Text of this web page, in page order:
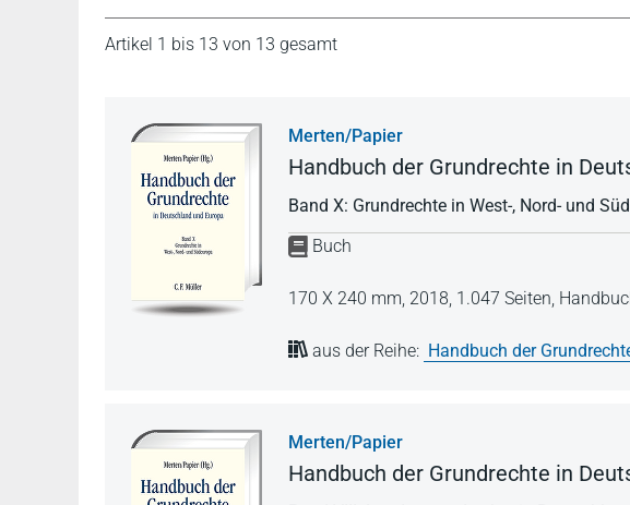
Artikel 1 bis 13 von 13 gesamt
Merten/Papier
Handbuch der Grundrechte in
Band X: Grundrechte in West-, Nord- und
Buch
170 X 240 mm, 2018, 1.047 Seiten,
aus der Reihe: Handbuch der
Merten/Papier
Handbuch der Grundrechte in